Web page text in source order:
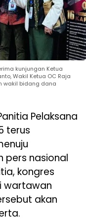
kunjungan Ketua
Wakil Ketua OC Raja
wakil bidang dana
Pelaksana
terus
pers nasional
kongres
wartawan
akan